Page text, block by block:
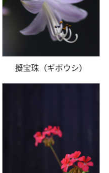
擬宝珠（ギボウシ）